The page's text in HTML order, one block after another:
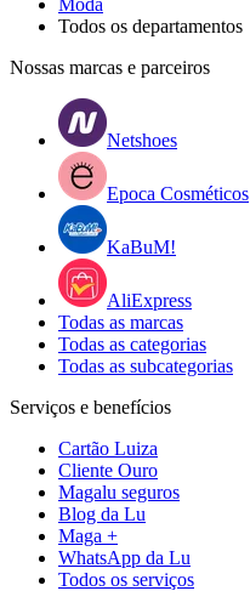
Todos os departamentos
Nossas marcas e parceiros
Netshoes
Epoca Cosméticos
KaBuM!
AliExpress
Todas as marcas
Todas as categorias
Todas as subcategorias
Serviços e benefícios
Cartão Luiza
Cliente Ouro
Magalu seguros
Blog da Lu
Maga +
WhatsApp da Lu
Todos os serviços